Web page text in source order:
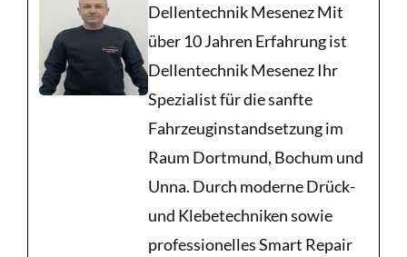
Dellentechnik Mesenez Mit
über 10 Jahren Erfahrung ist
Dellentechnik Mesenez Ihr
Spezialist für die sanfte
Fahrzeuginstandsetzung im
Raum Dortmund, Bochum und
Unna. Durch moderne Drück-
und Klebetechniken sowie
professionelles Smart Repair